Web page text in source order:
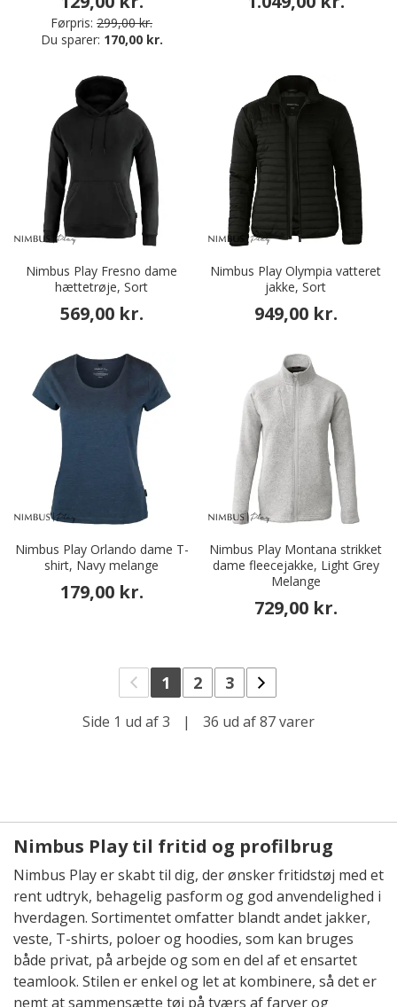
Førpris: 299,00 kr.
Du sparer: 170,00 kr.
Nimbus Play Fresno dame
hættetrøje, Sort
569,00 kr.
Nimbus Play Olympia vatteret
jakke, Sort
949,00 kr.
Nimbus Play Orlando dame T-
shirt, Navy melange
179,00 kr.
Nimbus Play Montana strikket
dame fleecejakke, Light Grey
Melange
729,00 kr.
1 2 3
Side 1 ud af 3 | 36 ud af 87 varer
Nimbus Play til fritid og profilbrug
Nimbus Play er skabt til dig, der ønsker fritidstøj med et
rent udtryk, behagelig pasform og god anvendelighed i
hverdagen. Sortimentet omfatter blandt andet jakker,
veste, T-shirts, poloer og hoodies, som kan bruges
både privat, på arbejde og som en del af et ensartet
teamlook. Stilen er enkel og let at kombinere, så det er
nemt at sammensætte tøj på tværs af farver og